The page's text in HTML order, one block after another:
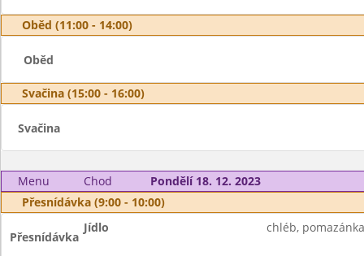
Oběd (11:00 - 14:00)
Oběd
Svačina (15:00 - 16:00)
Svačina
Menu Chod
Pondělí 18. 12. 2023
Přesnídávka (9:00 - 10:00)
Přesnídávka
Jídlo chléb,